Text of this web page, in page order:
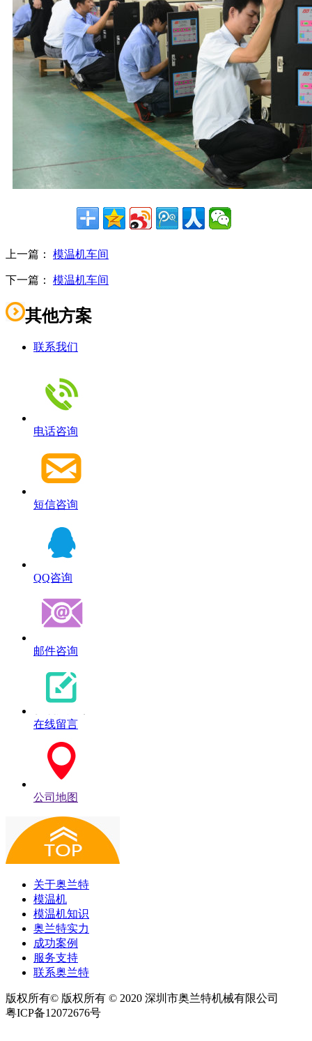
上一篇： 模温机车间
下一篇： 模温机车间
其他方案
联系我们
电话咨询
短信咨询
QQ咨询
邮件咨询
在线留言
公司地图
关于奥兰特
模温机
模温机知识
奥兰特实力
成功案例
服务支持
联系奥兰特
版权所有© 版权所有 © 2020 深圳市奥兰特机械有限公司
粤ICP备12072676号